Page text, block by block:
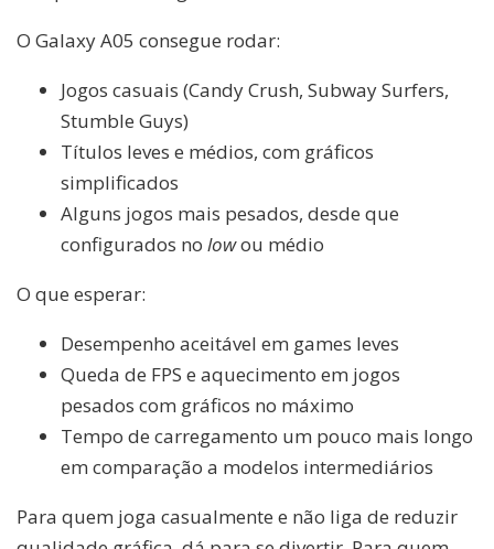
O Galaxy A05 consegue rodar:
Jogos casuais (Candy Crush, Subway Surfers,
Stumble Guys)
Títulos leves e médios, com gráficos
simplificados
Alguns jogos mais pesados, desde que
configurados no lowou médio
O que esperar:
Desempenho aceitável em games leves
Queda de FPS e aquecimento em jogos
pesados com gráficos no máximo
Tempo de carregamento um pouco mais longo
em comparação a modelos intermediários
Para quem joga casualmente e não liga de reduzir